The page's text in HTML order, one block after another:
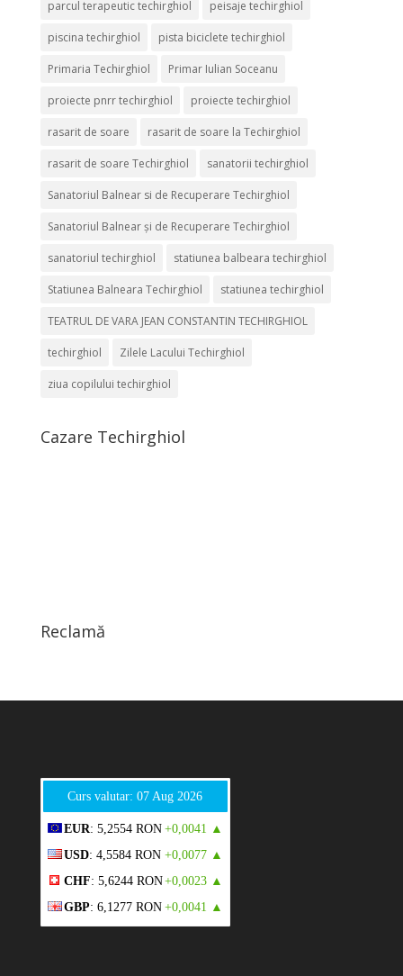
parcul terapeutic techirghiol peisaje techirghiol
piscina techirghiol pista biciclete techirghiol
Primaria Techirghiol Primar Iulian Soceanu
proiecte pnrr techirghiol proiecte techirghiol
rasarit de soare rasarit de soare la Techirghiol
rasarit de soare Techirghiol sanatorii techirghiol
Sanatoriul Balnear si de Recuperare Techirghiol
Sanatoriul Balnear și de Recuperare Techirghiol
sanatoriul techirghiol statiunea balbeara techirghiol
Statiunea Balneara Techirghiol statiunea techirghiol
TEATRUL DE VARA JEAN CONSTANTIN TECHIRGHIOL
techirghiol Zilele Lacului Techirghiol
ziua copilului techirghiol
Cazare Techirghiol
Reclamă
Curs valutar: 07 Aug 2026
EUR: 5,2554 RON +0,0041 ▲
USD: 4,5584 RON +0,0077 ▲
CHF: 5,6244 RON+0,0023 ▲
GBP: 6,1277 RON +0,0041 ▲